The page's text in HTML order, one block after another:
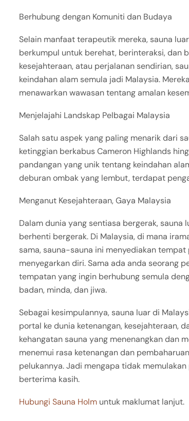
Berhubung dengan Komuniti dan Budaya
Selain manfaat terapeutik mereka, sauna
berkumpul untuk berehat, berinteraksi, dan
kesejahteraan, atau perjalanan sendirian,
keindahan alam semula jadi Malaysia.
menawarkan wawasan tentang amalan
Menjelajahi Landskap Pelbagai Malaysia
Salah satu aspek yang paling menarik dari
ketinggian berkabus Cameron Highlands
pandangan yang unik tentang keindahan
deburan ombak yang lembut, terdapat
Menganut Kesejahteraan, Gaya Malaysia
Dalam dunia yang sentiasa bergerak,
berhenti bergerak. Di Malaysia, di mana
sama, sauna-sauna ini menyediakan
menyegarkan diri. Sama ada anda seorang
tempatan yang ingin berhubung semula
badan, minda, dan jiwa.
Sebagai kesimpulannya, sauna luar di
portal ke dunia ketenangan, kesejahteraan,
kehangatan sauna yang menenangkan dan
menemui rasa ketenangan dan
pelukannya. Jadi mengapa tidak
berterima kasih.
Hubungi Sauna Holm untuk maklumat lanjut.